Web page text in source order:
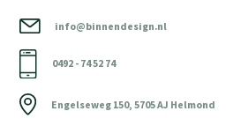
info@binnendesign.nl
0492 - 74 52 74
Engelseweg 150, 5705 AJ Helmond